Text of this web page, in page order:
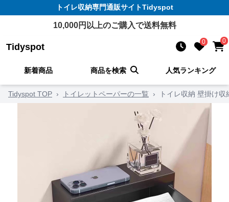
トイレ収納専門通販サイトTidyspot
10,000円以上のご購入で送料無料
Tidyspot 0 0
新着商品 商品を検索 人気ランキング
Tidyspot TOP › トイレットペーパーの一覧 › トイレ収納 壁掛け